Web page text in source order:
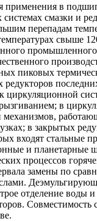
применения в
смазки и
перепадам
свыше
пиковых
редукторов
циркуляционной
в
механизмов,
в закрытых
входят стальные
и планетарные
процессов
замены по
отделение воды
Совместимость